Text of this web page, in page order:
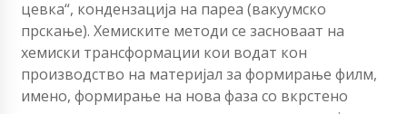
цевка“, кондензација на пареа (вакуумско
прскање). Хемиските методи се засноваат на
хемиски трансформации кои водат кон
производство на материјал за формирање филм,
имено, формирање на нова фаза со вкрстено